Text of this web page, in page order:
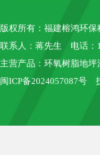
版权所有： 福建榕鸿环保
联系人：蒋先生 电话：
主营产品：环氧树脂地
闽ICP备2024057087号